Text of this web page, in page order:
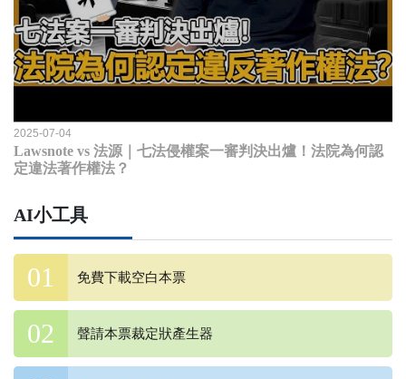
2025-07-04
Lawsnote vs 法源｜七法侵權案一審判決出爐！法院為何認
定違法著作權法？
AI小工具
免費下載空白本票
聲請本票裁定狀產生器